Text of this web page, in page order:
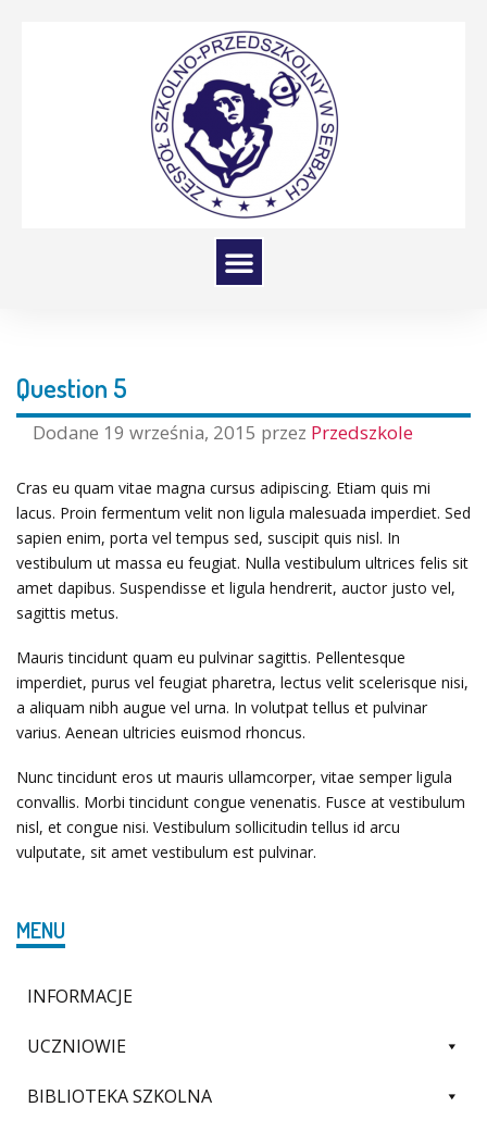
Question 5
Dodane 19 września, 2015 przez Przedszkole
Cras eu quam vitae magna cursus adipiscing. Etiam quis mi
lacus. Proin fermentum velit non ligula malesuada imperdiet. Sed
sapien enim, porta vel tempus sed, suscipit quis nisl. In
vestibulum ut massa eu feugiat. Nulla vestibulum ultrices felis sit
amet dapibus. Suspendisse et ligula hendrerit, auctor justo vel,
sagittis metus.
Mauris tincidunt quam eu pulvinar sagittis. Pellentesque
imperdiet, purus vel feugiat pharetra, lectus velit scelerisque nisi,
a aliquam nibh augue vel urna. In volutpat tellus et pulvinar
varius. Aenean ultricies euismod rhoncus.
Nunc tincidunt eros ut mauris ullamcorper, vitae semper ligula
convallis. Morbi tincidunt congue venenatis. Fusce at vestibulum
nisl, et congue nisi. Vestibulum sollicitudin tellus id arcu
vulputate, sit amet vestibulum est pulvinar.
MENU
INFORMACJE
UCZNIOWIE
BIBLIOTEKA SZKOLNA